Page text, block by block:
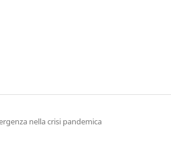
nella crisi pandemica